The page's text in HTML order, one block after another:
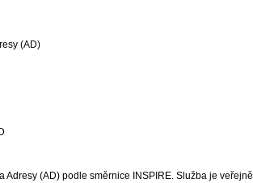
(AD)
Adresy (AD) podle směrnice INSPIRE. Služba je veřejně